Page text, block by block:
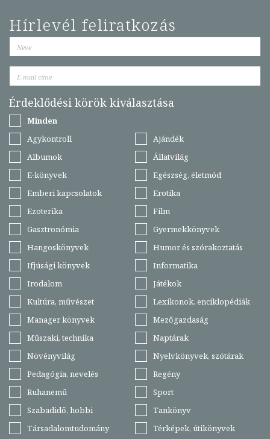
Hírlevél feliratkozás
Érdeklődési körök kiválasztása
Minden
Agykontroll
Ajándék
Albumok
Állatvilág
E-könyvek
Egészség, életmód
Emberi kapcsolatok
Erotika
Ezoterika
Film
Gasztronómia
Gyermekkönyvek
Hangoskönyvek
Humor és szórakoztatás
Ifjúsági könyvek
Informatika
Irodalom
Játékok
Kultúra, művészet
Lexikonok, enciklopédiák
Manager könyvek
Mezőgazdaság
Műszaki, technika
Naptárak
Növényvilág
Nyelvkönyvek, szótárak
Pedagógia, nevelés
Regény
Ruhanemű
Sport
Szabadidő, hobbi
Tankönyv
Társadalomtudomány
Térképek, útikönyvek